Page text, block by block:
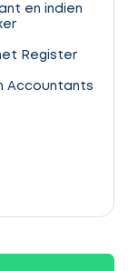
en indien
Register
Accountants